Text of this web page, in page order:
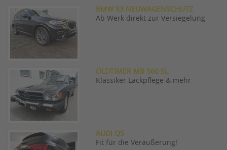
BMW X3 NEUWAGENSCHUTZ
Ab Werk direkt zur Versiegelung
OLDTIMER MB 560 SL
Klassiker Lackpflege & mehr
AUDI Q5
Fit für die Veräußerung!